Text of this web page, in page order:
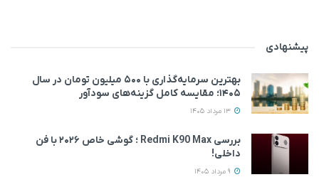
پیشنهادی
بهترین سرمایه‌گذاری با ۵۰۰ میلیون تومان در سال
۱۴۰۵؛ مقایسه کامل گزینه‌های سودآور
بررسی Redmi K90 Max ؛ گوشی خاص‌ ۲۰۲۶ با فن
داخلی!